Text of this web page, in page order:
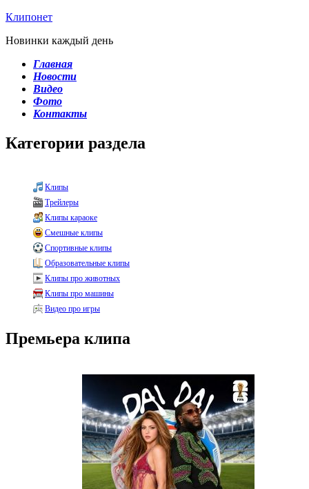
Клипонет
Новинки каждый день
Главная
Новости
Видео
Фото
Контакты
Категории раздела
Клипы
Трейлеры
Клипы караоке
Смешные клипы
Спортивные клипы
Образовательные клипы
Клипы про животных
Клипы про машины
Видео про игры
Премьера клипа